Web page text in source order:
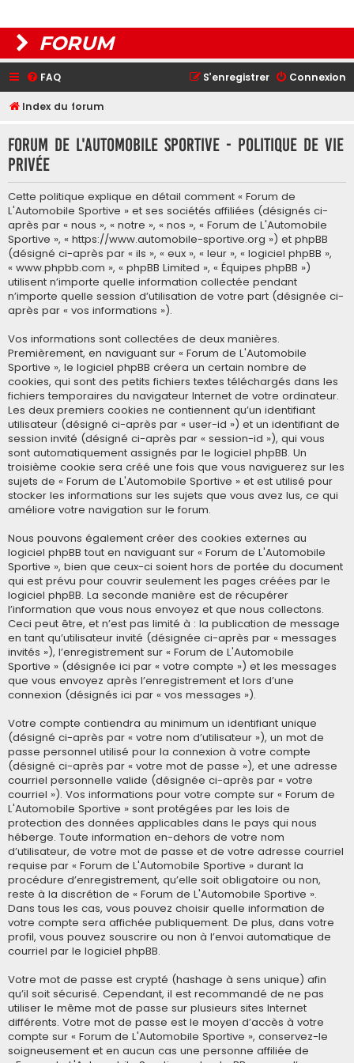
FORUM
FAQ Connexion
S’enregistrer
Index du forum
Forum de L'Automobile Sportive - Politique de vie
privée
Cette politique explique en détail comment « Forum de
L'Automobile Sportive » et ses sociétés affiliées (désignés ci-
après par « nous », « notre », « nos », « Forum de L'Automobile
Sportive », « https://www.automobile-sportive.org ») et phpBB
(désigné ci-après par « ils », « eux », « leur », « logiciel phpBB »,
« www.phpbb.com », « phpBB Limited », « Équipes phpBB »)
utilisent n’importe quelle information collectée pendant
n’importe quelle session d’utilisation de votre part (désignée ci-
après par « vos informations »).
Vos informations sont collectées de deux manières.
Premièrement, en naviguant sur « Forum de L'Automobile
Sportive », le logiciel phpBB créera un certain nombre de
cookies, qui sont des petits fichiers textes téléchargés dans les
fichiers temporaires du navigateur Internet de votre ordinateur.
Les deux premiers cookies ne contiennent qu’un identifiant
utilisateur (désigné ci-après par « user-id ») et un identifiant de
session invité (désigné ci-après par « session-id »), qui vous
sont automatiquement assignés par le logiciel phpBB. Un
troisième cookie sera créé une fois que vous naviguerez sur les
sujets de « Forum de L'Automobile Sportive » et est utilisé pour
stocker les informations sur les sujets que vous avez lus, ce qui
améliore votre navigation sur le forum.
Nous pouvons également créer des cookies externes au
logiciel phpBB tout en naviguant sur « Forum de L'Automobile
Sportive », bien que ceux-ci soient hors de portée du document
qui est prévu pour couvrir seulement les pages créées par le
logiciel phpBB. La seconde manière est de récupérer
l’information que vous nous envoyez et que nous collectons.
Ceci peut être, et n’est pas limité à : la publication de message
en tant qu’utilisateur invité (désignée ci-après par « messages
invités »), l’enregistrement sur « Forum de L'Automobile
Sportive » (désignée ici par « votre compte ») et les messages
que vous envoyez après l’enregistrement et lors d’une
connexion (désignés ici par « vos messages »).
Votre compte contiendra au minimum un identifiant unique
(désigné ci-après par « votre nom d’utilisateur »), un mot de
passe personnel utilisé pour la connexion à votre compte
(désigné ci-après par « votre mot de passe »), et une adresse
courriel personnelle valide (désignée ci-après par « votre
courriel »). Vos informations pour votre compte sur « Forum de
L'Automobile Sportive » sont protégées par les lois de
protection des données applicables dans le pays qui nous
héberge. Toute information en-dehors de votre nom
d’utilisateur, de votre mot de passe et de votre adresse courriel
requise par « Forum de L'Automobile Sportive » durant la
procédure d’enregistrement, qu’elle soit obligatoire ou non,
reste à la discrétion de « Forum de L'Automobile Sportive ».
Dans tous les cas, vous pouvez choisir quelle information de
votre compte sera affichée publiquement. De plus, dans votre
profil, vous pouvez souscrire ou non à l’envoi automatique de
courriel par le logiciel phpBB.
Votre mot de passe est crypté (hashage à sens unique) afin
qu’il soit sécurisé. Cependant, il est recommandé de ne pas
utiliser le même mot de passe sur plusieurs sites Internet
différents. Votre mot de passe est le moyen d’accès à votre
compte sur « Forum de L'Automobile Sportive », conservez-le
soigneusement et en aucun cas une personne affiliée de